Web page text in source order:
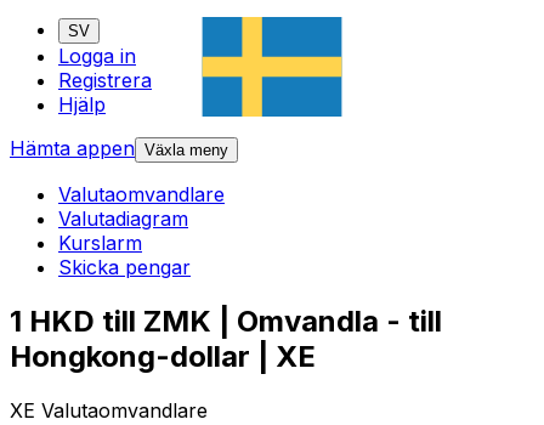
SV
Logga in
Registrera
Hjälp
Hämta appen Växla meny
Valutaomvandlare
Valutadiagram
Kurslarm
Skicka pengar
1 HKD till ZMK | Omvandla - till
Hongkong-dollar | XE
XE Valutaomvandlare